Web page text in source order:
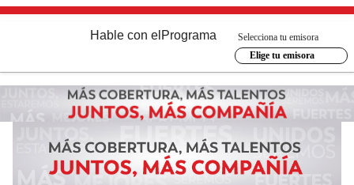
Hable con el Programa
Selecciona tu emisora
Elige tu emisora